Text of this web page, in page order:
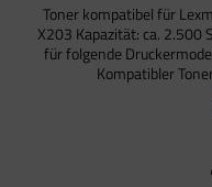
Toner kompatibel für
X203 Kapazität: ca. 2.500
für folgende
Kompatibler